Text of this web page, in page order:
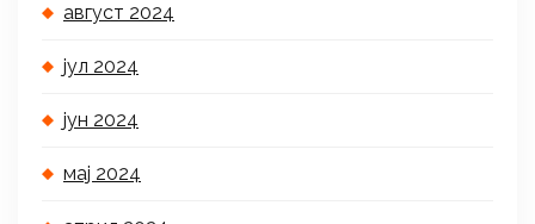
август 2024
јул 2024
јун 2024
мај 2024